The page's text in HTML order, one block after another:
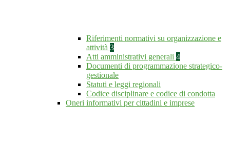
Riferimenti normativi su organizzazione e
attività 3
Atti amministrativi generali 4
Documenti di programmazione strategico-
gestionale
Statuti e leggi regionali
Codice disciplinare e codice di condotta
Oneri informativi per cittadini e imprese